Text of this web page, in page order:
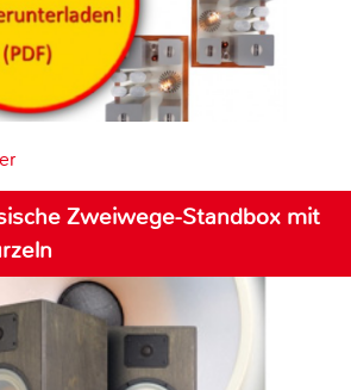
Zweiwege-Standbox mit